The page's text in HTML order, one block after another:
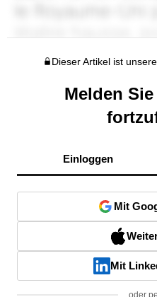
Dieser Artikel ist
Melden
Einloggen
Mit
Mit
oder